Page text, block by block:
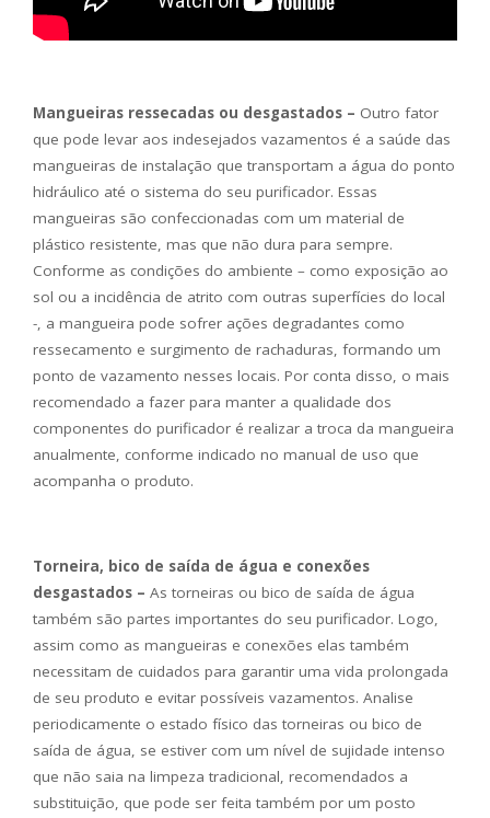
Mangueiras ressecadas ou desgastados – Outro fator
que pode levar aos indesejados vazamentos é a saúde das
mangueiras de instalação que transportam a água do ponto
hidráulico até o sistema do seu purificador. Essas
mangueiras são confeccionadas com um material de
plástico resistente, mas que não dura para sempre.
Conforme as condições do ambiente – como exposição ao
sol ou a incidência de atrito com outras superfícies do local
-, a mangueira pode sofrer ações degradantes como
ressecamento e surgimento de rachaduras, formando um
ponto de vazamento nesses locais. Por conta disso, o mais
recomendado a fazer para manter a qualidade dos
componentes do purificador é realizar a troca da mangueira
anualmente, conforme indicado no manual de uso que
acompanha o produto.
Torneira, bico de saída de água e conexões
desgastados – As torneiras ou bico de saída de água
também são partes importantes do seu purificador. Logo,
assim como as mangueiras e conexões elas também
necessitam de cuidados para garantir uma vida prolongada
de seu produto e evitar possíveis vazamentos. Analise
periodicamente o estado físico das torneiras ou bico de
saída de água, se estiver com um nível de sujidade intenso
que não saia na limpeza tradicional, recomendados a
substituição, que pode ser feita também por um posto